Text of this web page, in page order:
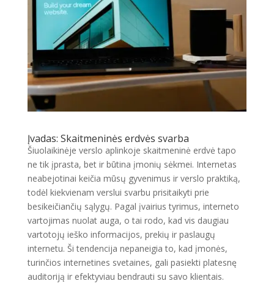
Įvadas: Skaitmeninės erdvės svarba
Šiuolaikinėje verslo aplinkoje skaitmeninė erdvė tapo
ne tik įprasta, bet ir būtina įmonių sėkmei. Internetas
neabejotinai keičia mūsų gyvenimus ir verslo praktiką,
todėl kiekvienam verslui svarbu prisitaikyti prie
besikeičiančių sąlygų. Pagal įvairius tyrimus, interneto
vartojimas nuolat auga, o tai rodo, kad vis daugiau
vartotojų ieško informacijos, prekių ir paslaugų
internetu. Ši tendencija nepaneigia to, kad įmonės,
turinčios internetines svetaines, gali pasiekti platesnę
auditoriją ir efektyviau bendrauti su savo klientais.